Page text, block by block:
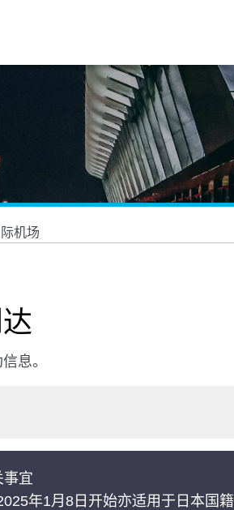
机场
息。
事宜
年1月8日开始亦适用于日本国